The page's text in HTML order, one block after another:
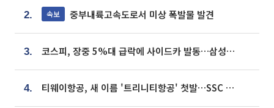
2. 속보 중부내륙고속도로서 미상 폭발물 발견
3. 코스피, 장중 5%대 급락에 사이드카 발동…삼성·SK 동반 폭락
4. 티웨이항공, 새 이름 '트리니티항공' 첫발…SSC 전략 본격화